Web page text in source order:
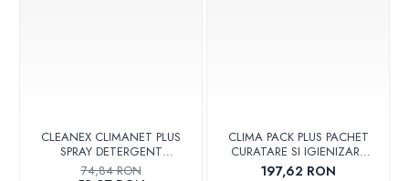
CLEANEX CLIMANET PLUS
SPRAY DETERGENT
SPUMOGEN PENTRU
74,84 RON
CLIMA PACK PLUS PACHET
CURATARE SI IGIENIZARE
AER CONDITIONAT
197,62 RON